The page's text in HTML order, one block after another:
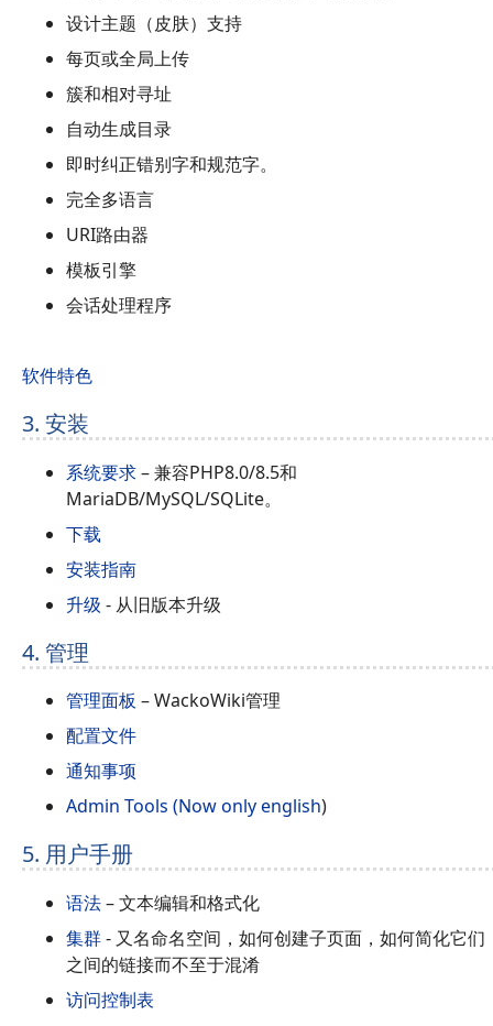
设计主题（皮肤）支持
每页或全局上传
簇和相对寻址
自动生成目录
即时纠正错别字和规范字。
完全多语言
URI路由器
模板引擎
会话处理程序
软件特色
3. 安装
系统要求– 兼容PHP8.0/8.5和
MariaDB/MySQL/SQLite。
下载
安装指南
升级 - 从旧版本升级
4. 管理
管理面板– WackoWiki管理
配置文件
通知事项
Admin Tools (Now only english)
5. 用户手册
语法– 文本编辑和格式化
集群- 又名命名空间，如何创建子页面，如何简化它们
之间的链接而不至于混淆
访问控制表